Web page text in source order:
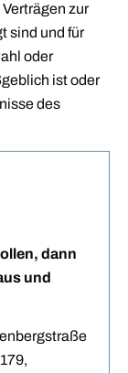
zur
sind und für
oder
ist oder
des
dann
und
,